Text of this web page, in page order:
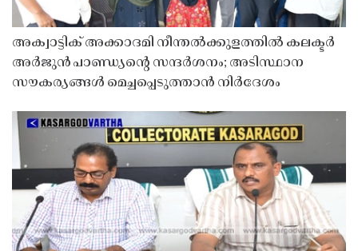
അക്വാട്ടിക് അക്കാദമി നീന്തൽക്കുളത്തിൽ കലക്ടർ
അർജുൻ പാണ്ഡ്യൻ്റെ സന്ദർശനം; അടിസ്ഥാന
സൗകര്യങ്ങൾ മെച്ചപ്പെടുത്താൻ നിർദേശം